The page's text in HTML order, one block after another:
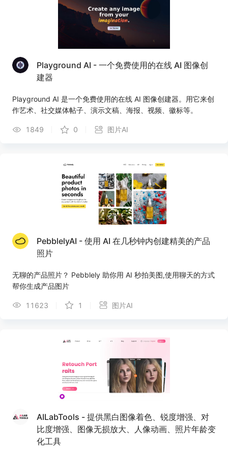
Playground AI - 一个免费使用的在线 AI 图像创
建器
Playground AI 是一个免费使用的在线 AI 图像创建器。用它来创
作艺术、社交媒体帖子、演示文稿、海报、视频、徽标等。
1849 0 图片AI
PebblelyAI - 使用 AI 在几秒钟内创建精美的产品
照片
无聊的产品照片？ Pebblely 助你用 AI 秒拍美图,使用聊天的方式
帮你生成产品图片
11623 1 图片AI
AILabTools - 提供黑白图像着色、锐度增强、对
比度增强、图像无损放大、人像动画、照片年龄变
化工具